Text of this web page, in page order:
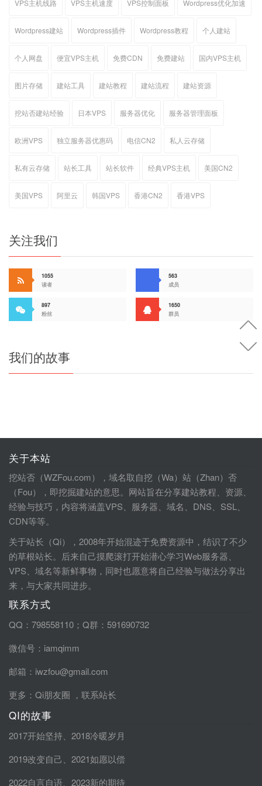
VPS主机线路 VPS主机速度 VPS控制面板 Wordpress优化加速
Wordpress建站 Wordpress插件 Wordpress教程 个人建站
个人网盘 便宜VPS主机 免费CDN 免费建站 国内VPS主机
图片存储 建站工具 建站教程 建站流程 建站资源
挖站否建站经验 日本VPS 服务器优化 服务器管理面板
欧洲VPS 独立服务器优惠码 电信CN2 私人云存储
私有云存储 站长工具 站长软件 经典VPS主机 美国CN2
美国VPS 阿里云 韩国VPS 香港CN2 香港VPS
关注我们
1055
读者
563
成员
897
粉丝
1650
群员
我们的故事
关于本站
挖站否（WZFou.com），域名取自挖（Wa）站（Zhan）否
（Fou），即挖掘建站的意思。网站旨在分享建站教程、资源、
经验与技巧，内容将涵盖VPS、服务器、域名、DNS、SSL、
CDN等等。
关于站长（Qi），2008年开始混迹于免费资源中，结识了不少
的草根站长。后来自己摸爬滚打开始潜心学习Web服务器、
VPS、域名等新鲜事物，同时也愿意将自己经验与做法分享出
来，与大家共同进步。
联系方式
QQ：798558110；Q群：591690732
微信号：iamqimm
邮箱：iwzfou@gmail.com
更多： Qi朋友圈 ， 联系站长
QI的故事
2017开始坚持、 2018冷暖岁月
2019改变自己、 2021如愿以偿
2022自言自语、 2023新的期待